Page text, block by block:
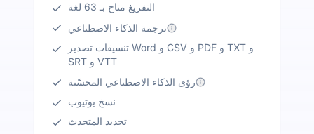
التفريغ متاح بـ 63 لغة
ترجمة الذكاء الاصطناعي
تنسيقات تصدير Word و CSV و PDF و TXT و
SRT و VTT
رؤى الذكاء الاصطناعي المحسّنة
نسخ يوتيوب
تحديد المتحدث